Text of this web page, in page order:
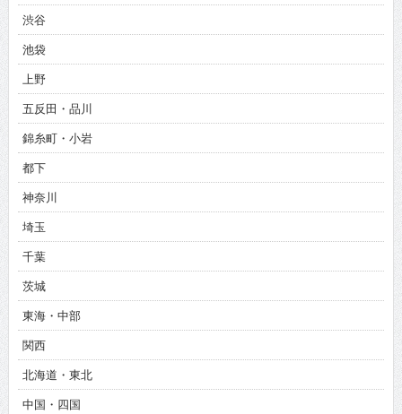
渋谷
池袋
上野
五反田・品川
錦糸町・小岩
都下
神奈川
埼玉
千葉
茨城
東海・中部
関西
北海道・東北
中国・四国